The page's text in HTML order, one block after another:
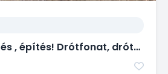
Kerítés kivitelezés , építés! Drótfonat, drótháló, vadháló, oszlop, kapu